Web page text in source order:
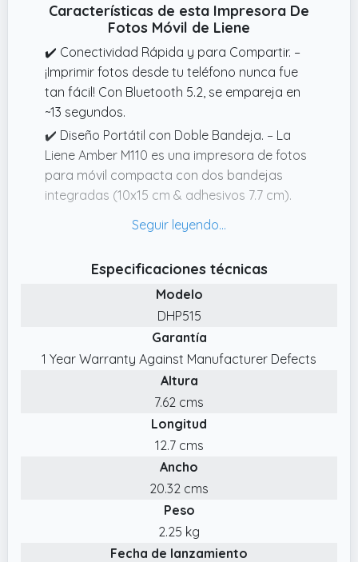
Características de esta Impresora De
Fotos Móvil de Liene
✔️ Conectividad Rápida y para Compartir. –
¡Imprimir fotos desde tu teléfono nunca fue
tan fácil! Con Bluetooth 5.2, se empareja en
~13 segundos.
✔️ Diseño Portátil con Doble Bandeja. – La
Liene Amber M110 es una impresora de fotos
para móvil compacta con dos bandejas
integradas (10x15 cm & adhesivos 7.7 cm).
✔️ Calidad Profesional, Fotos que Duran. –
✔️ Kit Completo y Listo para Regalar. – Esta
impresora fotos incluye todo lo necesario
para empezar (60 hojas, 20 adhesivos, 2
✔️ App Liene: Edición Creativa y Fotos DNI. –
Con la app, transforma tu impresora de
fotos en un estudio creativo: aplica filtros,
marcos (estilo Polaroid, personalizados) y
ajusta tus imágenes.
Especificaciones técnicas
Modelo
DHP515
Garantía
1 Year Warranty Against Manufacturer Defects
Altura
7.62 cms
Longitud
12.7 cms
Ancho
20.32 cms
Peso
2.25 kg
Fecha de lanzamiento